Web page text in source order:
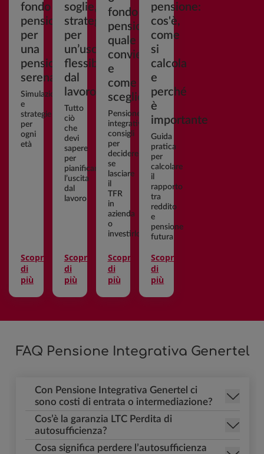
fondo
pensione
per
una
pensione
serena
Simulazioni
e
strategie
per
ogni
età
Scopri
di
più
soglie,
strategie
per
un’uscita
flessibile
dal
lavoro
Tutto
ciò
che
devi
sapere
per
pianificare
l’uscita
dal
lavoro
Scopri
di
più
fondo
pensione:
quale
conviene
e
come
scegliere
Pensione
integrativa:
consigli
per
decidere
se
lasciare
il
TFR
in
azienda
o
investirlo
Scopri
di
più
pensione:
cos'è,
come
si
calcola
e
perché
è
importante
Guida
pratica
per
calcolare
il
rapporto
tra
reddito
e
pensione
futura
Scopri
di
più
FAQ Pensione Integrativa Genertel
Con Pensione Integrativa Genertel ci
sono costi di entrata o intermediazione?
Cos’è la garanzia LTC Perdita di
autosufficienza?
Cosa significa perdere l’autosufficienza